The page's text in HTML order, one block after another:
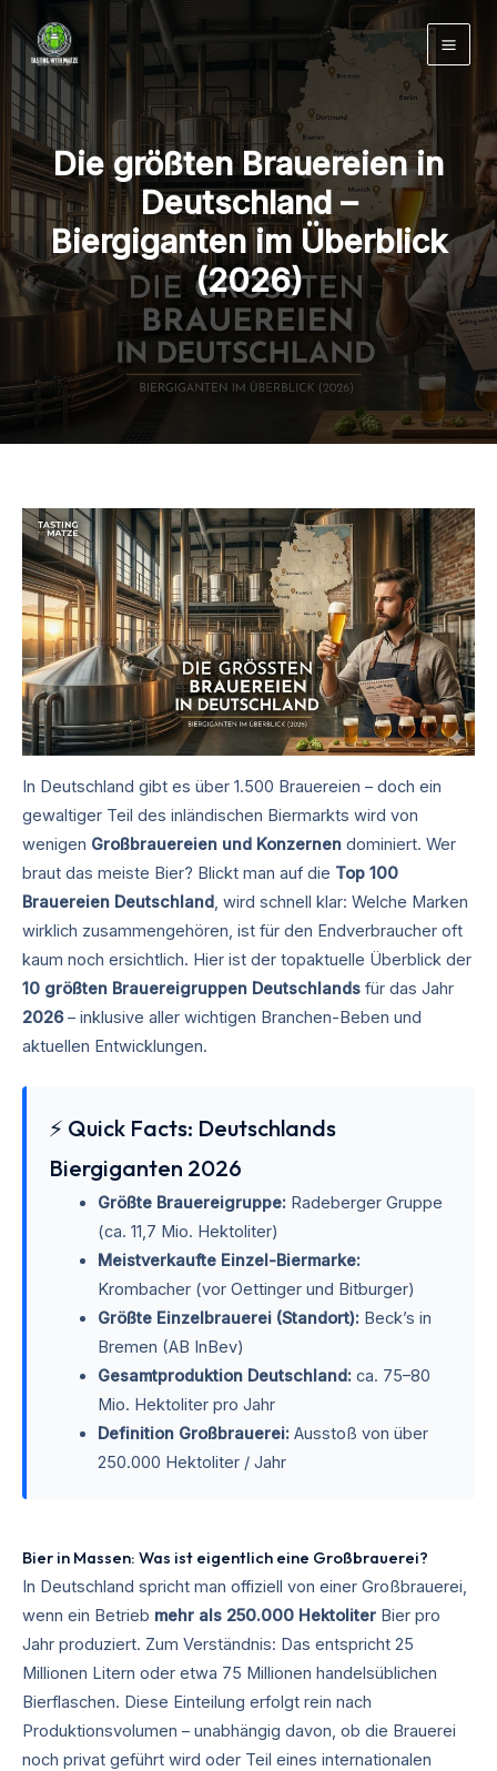
Inhalt
springen
Die größten Brauereien in
Deutschland –
Biergiganten im Überblick
(2026)
In Deutschland gibt es über 1.500 Brauereien – doch ein
gewaltiger Teil des inländischen Biermarkts wird von
wenigen Großbrauereien und Konzernen dominiert. Wer
braut das meiste Bier? Blickt man auf die Top 100
Brauereien Deutschland , wird schnell klar: Welche Marken
wirklich zusammengehören, ist für den Endverbraucher oft
kaum noch ersichtlich. Hier ist der topaktuelle Überblick der
10 größten Brauereigruppen Deutschlands für das Jahr
2026– inklusive aller wichtigen Branchen-Beben und
aktuellen Entwicklungen.
⚡ Quick Facts: Deutschlands
Biergiganten 2026
Größte Brauereigruppe:Radeberger Gruppe
(ca. 11,7 Mio. Hektoliter)
Meistverkaufte Einzel-Biermarke:
Krombacher (vor Oettinger und Bitburger)
Größte Einzelbrauerei (Standort):Beck’s in
Bremen (AB InBev)
Gesamtproduktion Deutschland:ca. 75–80
Mio. Hektoliter pro Jahr
Definition Großbrauerei:Ausstoß von über
250.000 Hektoliter / Jahr
Bier in Massen: Was ist eigentlich eine Großbrauerei?
In Deutschland spricht man offiziell von einer Großbrauerei,
wenn ein Betrieb mehr als 250.000 Hektoliter Bier pro
Jahr produziert. Zum Verständnis: Das entspricht 25
Millionen Litern oder etwa 75 Millionen handelsüblichen
Bierflaschen. Diese Einteilung erfolgt rein nach
Produktionsvolumen – unabhängig davon, ob die Brauerei
noch privat geführt wird oder Teil eines internationalen